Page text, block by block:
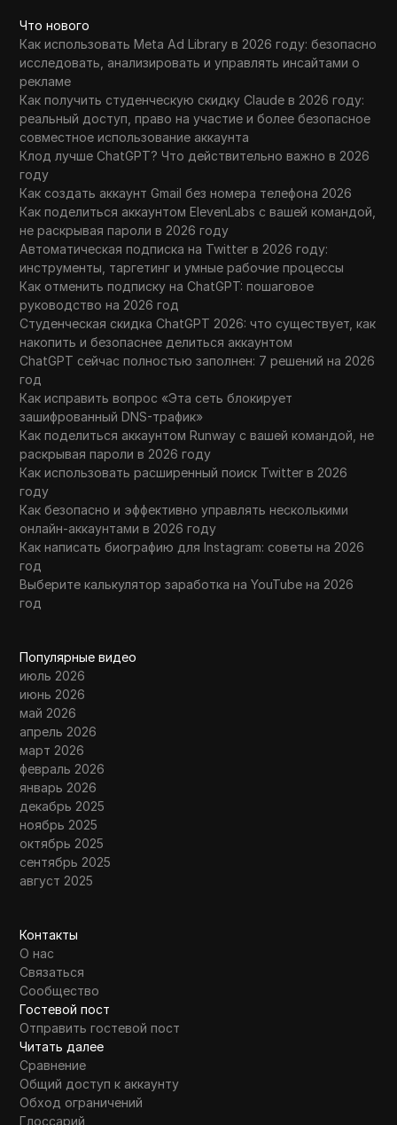
Что нового
Как использовать Meta Ad Library в 2026 году: безопасно
исследовать, анализировать и управлять инсайтами о
рекламе
Как получить студенческую скидку Claude в 2026 году:
реальный доступ, право на участие и более безопасное
совместное использование аккаунта
Клод лучше ChatGPT? Что действительно важно в 2026
году
Как создать аккаунт Gmail без номера телефона 2026
Как поделиться аккаунтом ElevenLabs с вашей командой,
не раскрывая пароли в 2026 году
Автоматическая подписка на Twitter в 2026 году:
инструменты, таргетинг и умные рабочие процессы
Как отменить подписку на ChatGPT: пошаговое
руководство на 2026 год
Студенческая скидка ChatGPT 2026: что существует, как
накопить и безопаснее делиться аккаунтом
ChatGPT сейчас полностью заполнен: 7 решений на 2026
год
Как исправить вопрос «Эта сеть блокирует
зашифрованный DNS-трафик»
Как поделиться аккаунтом Runway с вашей командой, не
раскрывая пароли в 2026 году
Как использовать расширенный поиск Twitter в 2026
году
Как безопасно и эффективно управлять несколькими
онлайн-аккаунтами в 2026 году
Как написать биографию для Instagram: советы на 2026
год
Выберите калькулятор заработка на YouTube на 2026
год
Популярные видео
июль 2026
июнь 2026
май 2026
апрель 2026
март 2026
февраль 2026
январь 2026
декабрь 2025
ноябрь 2025
октябрь 2025
сентябрь 2025
август 2025
Контакты
О нас
Связаться
Сообщество
Гостевой пост
Отправить гостевой пост
Читать далее
Сравнение
Общий доступ к аккаунту
Обход ограничений
Глоссарий